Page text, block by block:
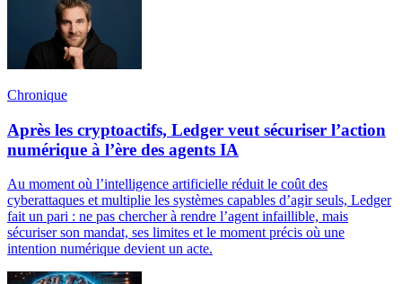
Chronique
Après les cryptoactifs, Ledger veut sécuriser l’action
numérique à l’ère des agents IA
Au moment où l’intelligence artificielle réduit le coût des
cyberattaques et multiplie les systèmes capables d’agir seuls, Ledger
fait un pari : ne pas chercher à rendre l’agent infaillible, mais
sécuriser son mandat, ses limites et le moment précis où une
intention numérique devient un acte.